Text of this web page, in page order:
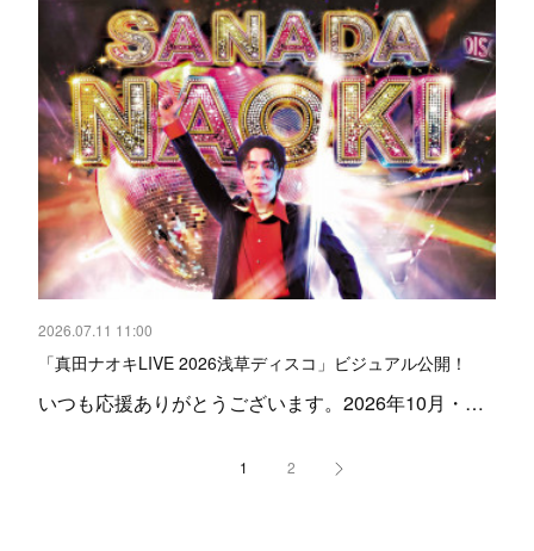
2026.07.11 11:00
「真田ナオキLIVE 2026浅草ディスコ」ビジュアル公開！
いつも応援ありがとうございます。2026年10月・…
1 2